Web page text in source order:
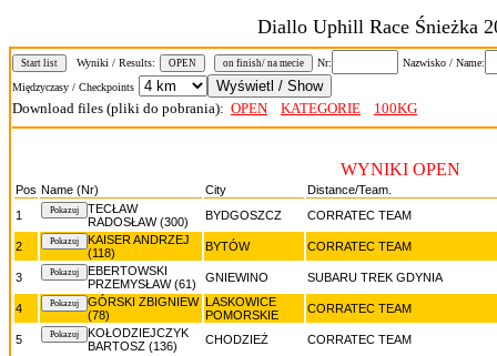
Diallo Uphill Race Śnieżka
Start list Wyniki / Results: OPEN on finish/ na mecie Nr:
Nazwisko / Name:
Międzyczasy / Checkpoints
Download files (pliki do pobrania): OPEN KATEGORIE 100KG
WYNIKI OPEN
Pos Name (Nr) City
Distance/Team.
1
TECŁAW
RADOSŁAW (300)
BYDGOSZCZ CORRATEC TEAM
2
KAISER ANDRZEJ
(118)
BYTÓW CORRATEC TEAM
3
EBERTOWSKI
PRZEMYSŁAW (61)
GNIEWINO SUBARU TREK GDYNIA
4
GÓRSKI ZBIGNIEW
(78)
LASKOWICE
POMORSKIE
CORRATEC TEAM
5
KOŁODZIEJCZYK
BARTOSZ (136)
CHODZIEŻ CORRATEC TEAM